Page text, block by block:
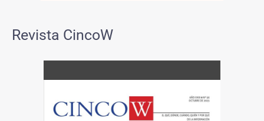
Revista CincoW